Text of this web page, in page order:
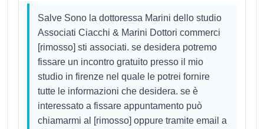
Salve Sono la dottoressa Marini dello studio
Associati Ciacchi & Marini Dottori commerci
[rimosso] sti associati. se desidera potremo
fissare un incontro gratuito presso il mio
studio in firenze nel quale le potrei fornire
tutte le informazioni che desidera. se è
interessato a fissare appuntamento può
chiamarmi al [rimosso] oppure tramite email a